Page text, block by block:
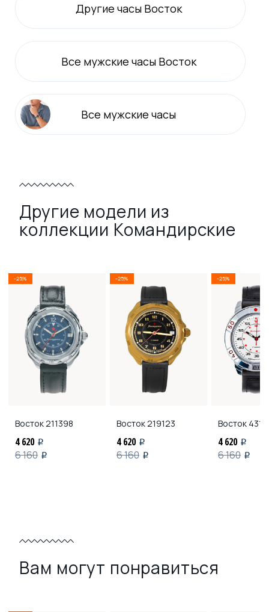
Другие часы Восток
Все мужские часы Восток
Все мужские часы
Другие модели из
коллекции Командирские
-25%
Восток 211398
4 620 i
6 160 i
-25%
Восток 219123
4 620 i
6 160 i
-25%
Восток
4 620 i
6 160 i
Вам могут понравиться